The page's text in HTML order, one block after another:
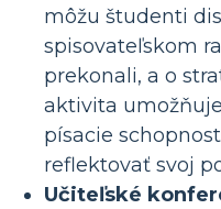
môžu študenti
spisovateľskom
prekonali, a o
aktivita
písacie
reflektovať svoj
Učiteľské